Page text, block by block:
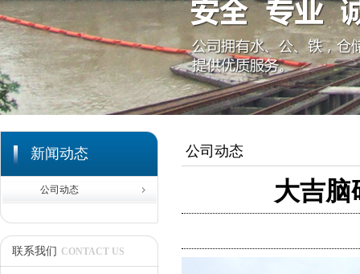
新闻动态
公司动态
联系我们 CONTACT US
公司动态
大吉脑